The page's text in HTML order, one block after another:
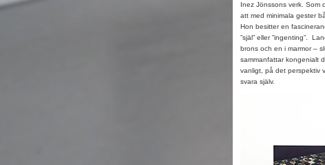
Inez Jönssons verk. Som
att med minimala gester
Hon besitter en
”själ” eller ”ingenting”.
brons och en i marmor –
sammanfattar kongenialt
vanligt, på det perspektiv
svara själv.